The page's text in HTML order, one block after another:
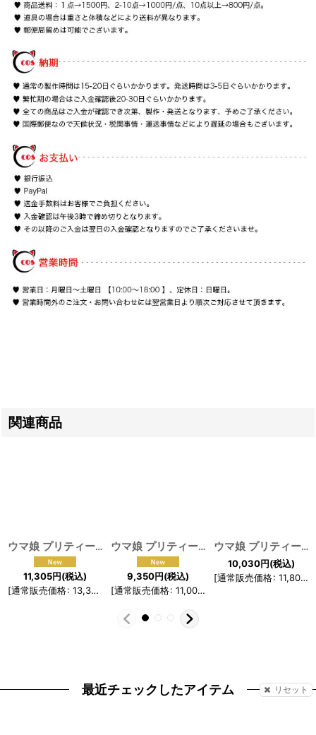
関連商品
ウマ娘 プリティーダービー 勝負服 メジロマックイーン コスプレ衣装
11,305円(税込)
[通常販売価格: 13,300 ]
ウマ娘 プリティーダービー 制服 全員 コスプレ衣装
9,350円(税込)
[通常販売価格: 11,000 円
ウマ娘 プリティーダービー 勝負服 スペシャルウィーク コスプレ衣装
10,030円(税込)
[通常販売価格: 11,800 円
最近チェックしたアイテム リセット